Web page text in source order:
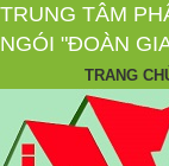
TRUNG TÂM
NGÓI "ĐOÀN
TRANG